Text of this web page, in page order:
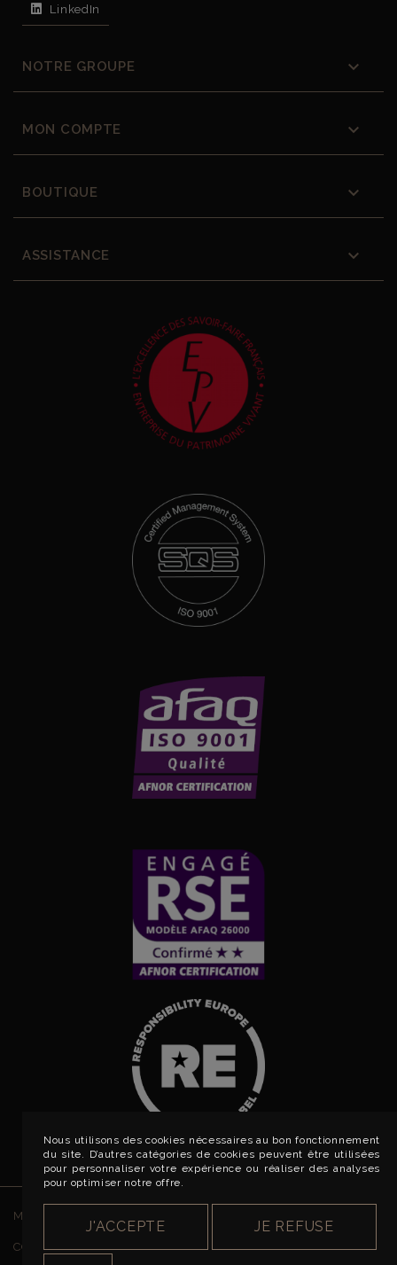
Nous utilisons des cookies nécessaires au bon fonctionnement
du site. D’autres catégories de cookies peuvent être utilisées
pour personnaliser votre expérience ou réaliser des analyses
pour optimiser notre offre.
J'ACCEPTE JE REFUSE
LinkedIn
NOTRE GROUPE 
MON COMPTE 
BOUTIQUE 
ASSISTANCE 
MENTIONS LÉGALES
CONDITIONS GÉNÉRALES DE VENTE